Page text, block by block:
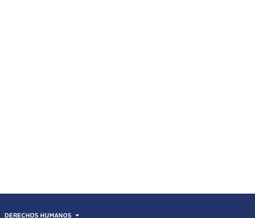
DERECHOS HUMANOS